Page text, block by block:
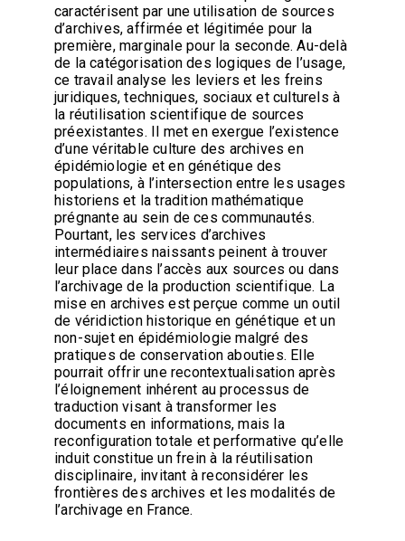
caractérisent par une utilisation de sources
d’archives, affirmée et légitimée pour la
première, marginale pour la seconde. Au-delà
de la catégorisation des logiques de l’usage,
ce travail analyse les leviers et les freins
juridiques, techniques, sociaux et culturels à
la réutilisation scientifique de sources
préexistantes. Il met en exergue l’existence
d’une véritable culture des archives en
épidémiologie et en génétique des
populations, à l’intersection entre les usages
historiens et la tradition mathématique
prégnante au sein de ces communautés.
Pourtant, les services d’archives
intermédiaires naissants peinent à trouver
leur place dans l’accès aux sources ou dans
l’archivage de la production scientifique. La
mise en archives est perçue comme un outil
de véridiction historique en génétique et un
non-sujet en épidémiologie malgré des
pratiques de conservation abouties. Elle
pourrait offrir une recontextualisation après
l’éloignement inhérent au processus de
traduction visant à transformer les
documents en informations, mais la
reconfiguration totale et performative qu’elle
induit constitue un frein à la réutilisation
disciplinaire, invitant à reconsidérer les
frontières des archives et les modalités de
l’archivage en France.